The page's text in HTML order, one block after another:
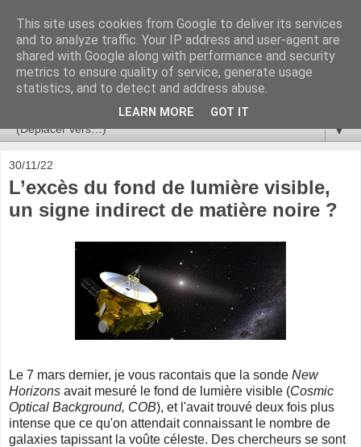
Ça se passe là haut
Astronomie, Astrophysique, Astroparticules, Cosmologie.
L'infini se contemple, indéfiniment. ISSN 2272-5768
▼
30/11/22
L’excès du fond de lumière visible,
un signe indirect de matière noire ?
Le 7 mars dernier, je vous racontais que la sonde New
Horizons avait mesuré le fond de lumière visible (Cosmic
Optical Background, COB), et l'avait trouvé deux fois plus
intense que ce qu'on attendait connaissant le nombre de
galaxies tapissant la voûte céleste. Des chercheurs se sont
This site uses cookies from Google to deliver its services
and to analyze traffic. Your IP address and user-agent are
shared with Google along with performance and security
metrics to ensure quality of service, generate usage
statistics, and to detect and address abuse.
LEARN MORE GOT IT